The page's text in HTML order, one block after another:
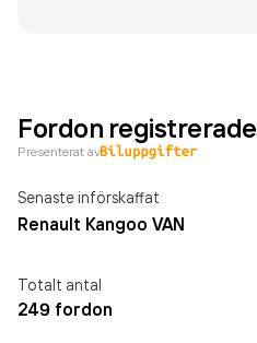
Fordon registrerade
Presenterat av
Senaste införskaffat
Renault Kangoo VAN
Totalt antal
249 fordon